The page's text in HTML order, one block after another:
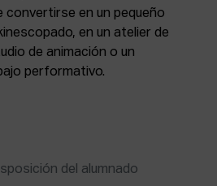
convertirse en un pequeño
en un atelier de
de animación o un
performativo.
del alumnado